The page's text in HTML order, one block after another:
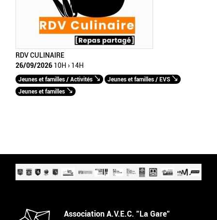
RDV CULINAIRE
26/09/2026 10H › 14H
Jeunes et familles / Activités
Jeunes et familles / EVS
Jeunes et familles
Association A.V.E.C. "La Gare"